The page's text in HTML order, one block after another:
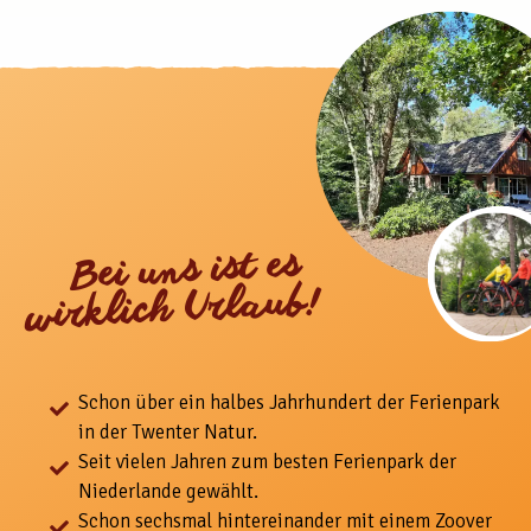
Bei uns ist es
wirklich Urlaub!
Schon über ein halbes Jahrhundert der Ferienpark
in der Twenter Natur.
Seit vielen Jahren zum besten Ferienpark der
Niederlande gewählt.
Schon sechsmal hintereinander mit einem Zoover